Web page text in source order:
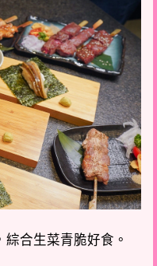
綜合生菜青脆好食。